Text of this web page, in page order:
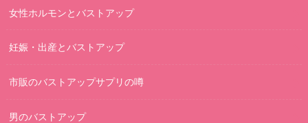
女性ホルモンとバストアップ
妊娠・出産とバストアップ
市販のバストアップサプリの噂
男のバストアップ